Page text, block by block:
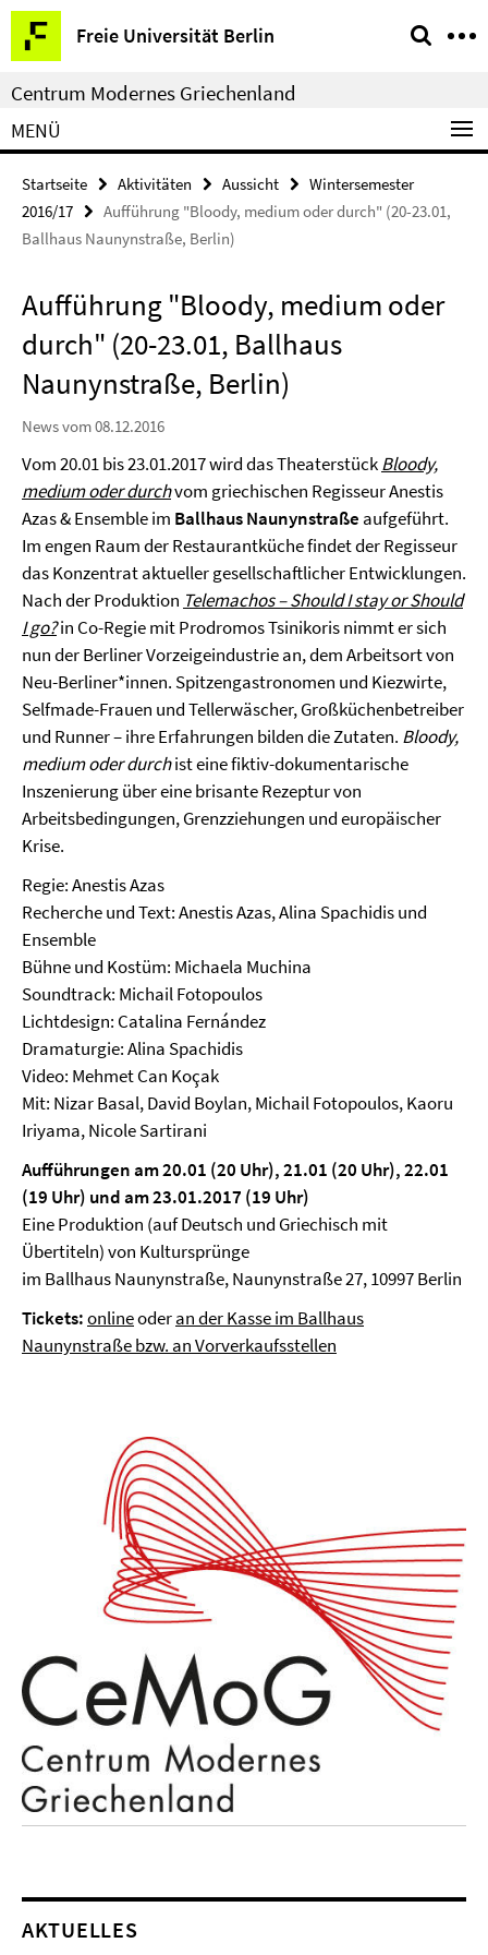
Springe
direkt
zu
Inhalt
Freie Universität Berlin
Service-
Navigation
Centrum Modernes Griechenland
MENÜ
Startseite Aktivitäten Aussicht
Wintersemester
2016/17
Aufführung "Bloody, medium oder durch" (20-23.01,
Ballhaus Naunynstraße, Berlin)
Aufführung "Bloody, medium oder
durch" (20-23.01, Ballhaus
Naunynstraße, Berlin)
News vom 08.12.2016
Vom 20.01 bis 23.01.2017 wird das TheaterstückBloody,
medium oder durchvom griechischen Regisseur Anestis
Azas & Ensemble im Ballhaus Naunynstraße aufgeführt.
Im engen Raum der Restaurantküche findet der Regisseur
das Konzentrat aktueller gesellschaftlicher Entwicklungen.
Nach der Produktion Telemachos – Should I stay or Should
I go?in Co-Regie mit Prodromos Tsinikoris nimmt er sich
nun der Berliner Vorzeigeindustrie an, dem Arbeitsort von
Neu-Berliner*innen. Spitzengastronomen und Kiezwirte,
Selfmade-Frauen und Tellerwäscher, Großküchenbetreiber
und Runner – ihre Erfahrungen bilden die Zutaten. Bloody,
medium oder durchist eine fiktiv-dokumentarische
Inszenierung über eine brisante Rezeptur von
Arbeitsbedingungen, Grenzziehungen und europäischer
Krise.
Regie: Anestis Azas
Recherche und Text: Anestis Azas, Alina Spachidis und
Ensemble
Bühne und Kostüm: Michaela Muchina
Soundtrack: Michail Fotopoulos
Lichtdesign: Catalina Fernández
Dramaturgie: Alina Spachidis
Video: Mehmet Can Koçak
Mit: Nizar Basal, David Boylan, Michail Fotopoulos, Kaoru
Iriyama, Nicole Sartirani
Aufführungen am 20.01 (20 Uhr),21.01 (20 Uhr),22.01
(19 Uhr) und am23.01.2017 (19 Uhr)
Eine Produktion (auf Deutsch und Griechisch mit
Übertiteln) von Kultursprünge
im Ballhaus Naunynstraße, Naunynstraße 27, 10997 Berlin
Tickets:onlineoderan der Kasse im Ballhaus
Naunynstraße bzw. an Vorverkaufsstellen
AKTUELLES